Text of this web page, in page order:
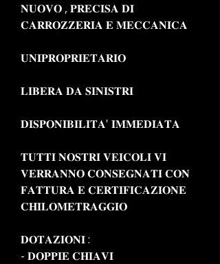
𝐍𝐔𝐎𝐕𝐎 , 𝐏𝐑𝐄𝐂𝐈𝐒𝐀 𝐃𝐈
𝐂𝐀𝐑𝐑𝐎𝐙𝐙𝐄𝐑𝐈𝐀 𝐄 𝐌𝐄𝐂𝐂𝐀𝐍𝐈𝐂𝐀
𝐔𝐍𝐈𝐏𝐑𝐎𝐏𝐑𝐈𝐄𝐓𝐀𝐑𝐈𝐎
𝐋𝐈𝐁𝐄𝐑𝐀 𝐃𝐀 𝐒𝐈𝐍𝐈𝐒𝐓𝐑𝐈
𝐃𝐈𝐒𝐏𝐎𝐍𝐈𝐁𝐈𝐋𝐈𝐓𝐀' 𝐈𝐌𝐌𝐄𝐃𝐈𝐀𝐓𝐀
𝐓𝐔𝐓𝐓𝐈 𝐍𝐎𝐒𝐓𝐑𝐈 𝐕𝐄𝐈𝐂𝐎𝐋𝐈 𝐕𝐈
𝐕𝐄𝐑𝐑𝐀𝐍𝐍𝐎 𝐂𝐎𝐍𝐒𝐄𝐆𝐍𝐀𝐓𝐈 𝐂𝐎𝐍
𝐅𝐀𝐓𝐓𝐔𝐑𝐀 𝐄 𝐂𝐄𝐑𝐓𝐈𝐅𝐈𝐂𝐀𝐙𝐈𝐎𝐍𝐄
𝐂𝐇𝐈𝐋𝐎𝐌𝐄𝐓𝐑𝐀𝐆𝐆𝐈𝐎
𝐃𝐎𝐓𝐀𝐙𝐈𝐎𝐍𝐈 :
- 𝐃𝐎𝐏𝐏𝐈𝐄 𝐂𝐇𝐈𝐀𝐕𝐈